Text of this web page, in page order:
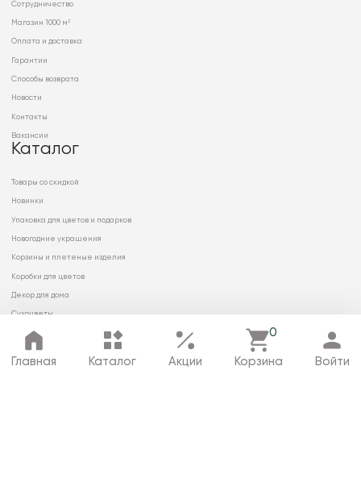
Главная Каталог Акции
0
Корзина Войти
Сотрудничество
Магазин 1000 м²
Оплата и доставка
Гарантии
Способы возврата
Новости
Контакты
Вакансии
Каталог
Товары со скидкой
Новинки
Упаковка для цветов и подарков
Новогодние украшения
Корзины и плетеные изделия
Коробки для цветов
Декор для дома
Сухоцветы
© 2026 ООО «МИРРЭЙ»